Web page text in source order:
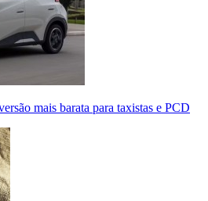
mais barata para taxistas e PCD